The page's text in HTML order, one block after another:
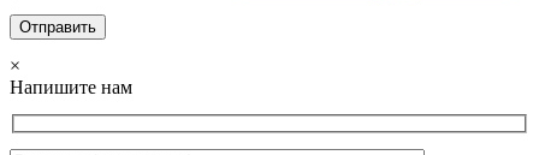
×
Напишите нам